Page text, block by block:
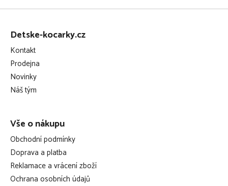
Z
Detske-kocarky.cz
Kontakt
Prodejna
Novinky
Náš tým
Vše o nákupu
Obchodní podmínky
Doprava a platba
Reklamace a vrácení zboží
Ochrana osobních údajů